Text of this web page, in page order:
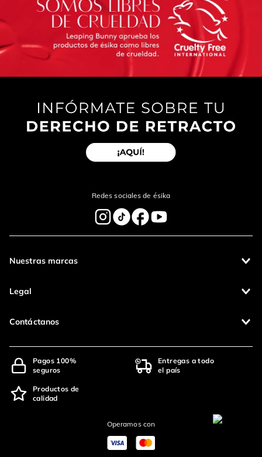
Redes sociales de ésika
Nuestras marcas
Legal
Contáctanos
Pagos 100%
seguros
Entregas a todo
el país
Productos de
calidad
Operamos con